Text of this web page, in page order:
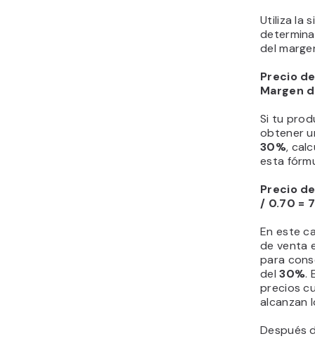
Utiliza la
del
Precio
Margen
Si tu
obtener
30%,
esta
Precio
/ 0.70 =
En este
de venta
para
del30%.
precios
alcanzan
Después